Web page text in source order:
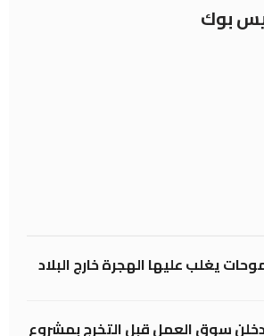
بوك
يغلب عليها الهجرة خارج البلاد
سوق العمل قبل التخرج بمشروع